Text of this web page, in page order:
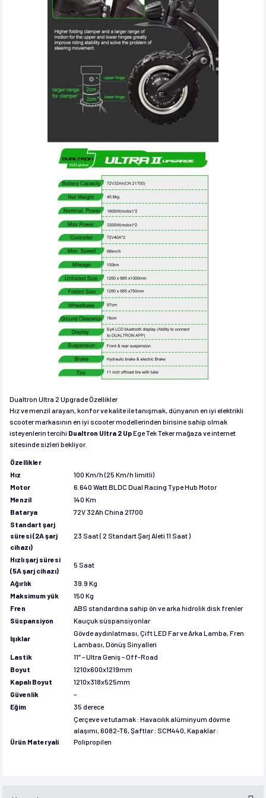
Dualtron Ultra 2 Upgrade Özellikler
Hız ve menzil arayan, konfor ve kalite ile tanışmak, dünyanın en iyi elektrikli
scooter markasının en iyi scooter modellerinden birisine sahip olmak
isteyenlerin tercihi Dualtron Ultra 2 UpEge Tek Teker mağaza ve internet
sitesinde sizleri bekliyor.
Özellikler
Hız
100 Km/h (25 Km/h limitli)
Motor
6.640 Watt BLDC Dual Racing Type Hub Motor
Menzil
140 Km
Batarya
72V 32Ah China 21700
Standart şarj
süresi (2A şarj
cihazı)
23 Saat ( 2 Standart Şarj Aleti 11 Saat )
Hızlı şarj süresi
(5A şarj cihazı)
5 Saat
Ağırlık
39.9 Kg
Maksimum yük
150 Kg
Fren
ABS standardına sahip ön ve arka hidrolik disk frenler
Süspansiyon
Kauçuk süspansiyonlar
Işıklar
Gövde aydınlatması, Çift LED Far ve Arka Lamba, Fren
Lambası, Dönüş Sinyalleri
Lastik
11″ – Ultra Geniş – Off-Road
Boyut
1210x600x1219mm
Kapalı Boyut
1210x318x525mm
Güvenlik
–
Eğim
35 derece
Ürün Materyali
Çerçeve ve tutamak : Havacılık alüminyum dövme
alaşımı, 6082-T6, Şaftlar : SCM440, Kapaklar :
Polipropilen